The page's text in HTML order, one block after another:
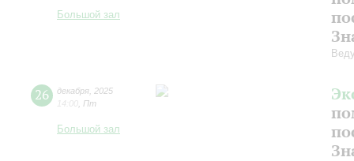
Большой зал
26 декабря 2025
14:00 Пт
Большой зал